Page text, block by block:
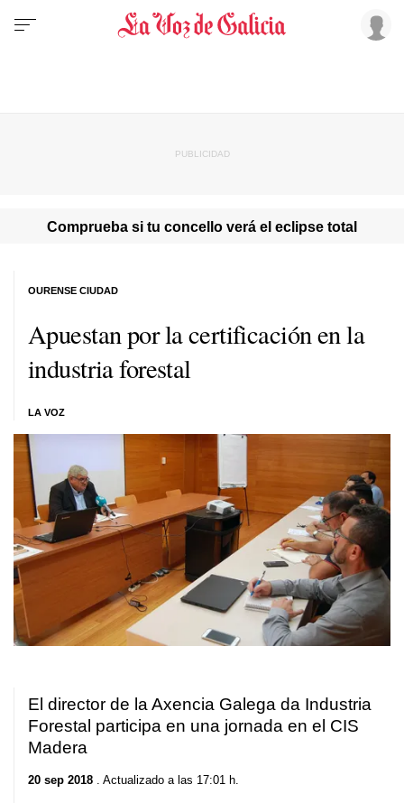
Comprueba si tu concello verá el eclipse total
Apuestan por la certificación en la
industria forestal
LA VOZ
OURENSE CIUDAD
El director de la Axencia Galega da Industria
Forestal participa en una jornada en el CIS
Madera
20 sep 2018 . Actualizado a las 17:01 h.